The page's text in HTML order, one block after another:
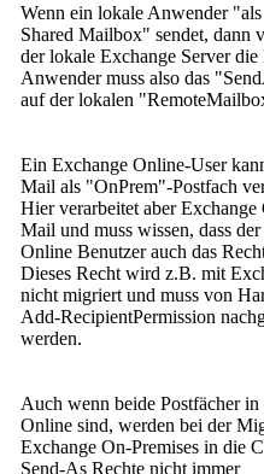
Wenn ein lokale Anwender
Shared Mailbox" sendet, dann
der lokale Exchange Server
Anwender muss also das
auf der lokalen
Ein Exchange Online-User
Mail als "OnPrem"-Postfach
Hier verarbeitet aber Exchange
Mail und muss wissen, dass
Online Benutzer auch das
Dieses Recht wird z.B. mit
nicht migriert und muss von
Add-RecipientPermission
werden.
Auch wenn beide Postfächer in
Online sind, werden bei der
Exchange On-Premises in die
Send-As Rechte nicht immer